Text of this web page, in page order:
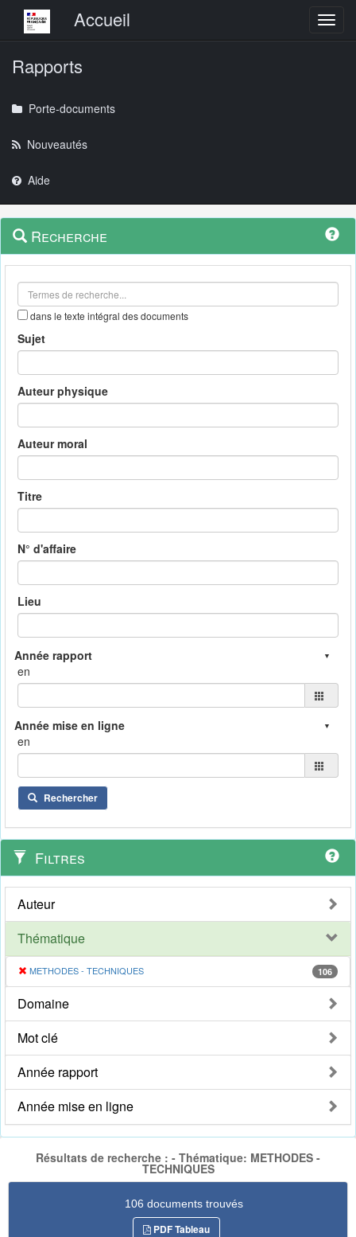
Menu principalAccueil
Rapports
Porte-documents
Nouveautés
Aide
Navigation
outils
Menu
contextuel
Recherche
dans le texte intégral des documents
Sujet
Auteur physique
Auteur moral
Titre
N° d'affaire
Lieu
en
en
Rechercher
Filtres
Auteur
Thématique
METHODES - TECHNIQUES 106
Domaine
Mot clé
Année rapport
Année mise en ligne
Résultats de recherche : - Thématique: METHODES -
TECHNIQUES
106 documents trouvés
PDF Tableau